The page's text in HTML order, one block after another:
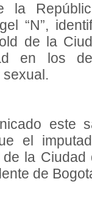
la
“N”,
de la
en los
este
el
la
de